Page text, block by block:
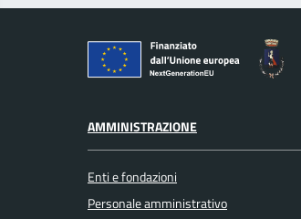
AMMINISTRAZIONE
Enti e fondazioni
Personale amministrativo